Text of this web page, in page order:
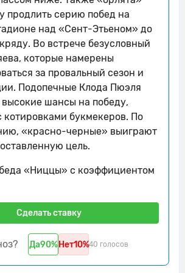
Ирвин Кардона из команды
Этьен пробил головой, но мимо
от ворот произведет Ницца
контролирует мяч.
Ларсоннер взял и забрал мяч на
Этьен пытается что-то создать.
Аппиа из команды Сент-
своей передачей успешно
Стассин нанес удар, но тот был
Peprah Oppong успешно
продлить серию побед на
над «Сент-Этьеном» до
Во встрече безусловный
которые намерены
за провальный сезон и
Подопечные Клода Пюэля
шансы на победу,
котировками букмекеров. По
«красно-черные» выиграют
цель.
«Ниццы» с коэффициентом
Сделать ставку
Да90% Нет10%40 голосов